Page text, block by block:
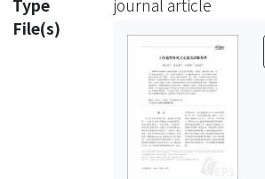
Type
journal article
File(s)